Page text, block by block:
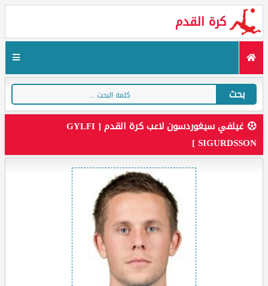
كرة القدم
بحث
غيلفي سيغوردسون لاعب كرة القدم [ GYLFI
SIGURDSSON ]